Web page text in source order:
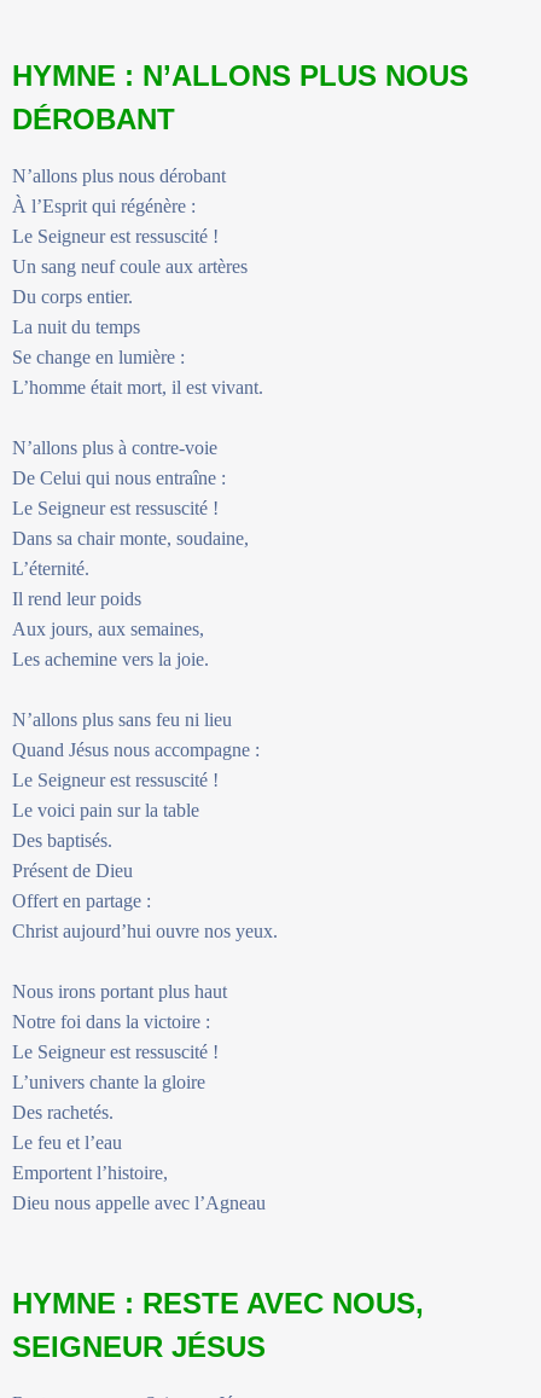
HYMNE : N’ALLONS PLUS NOUS
DÉROBANT
N’allons plus nous dérobant
À l’Esprit qui régénère :
Le Seigneur est ressuscité !
Un sang neuf coule aux artères
Du corps entier.
La nuit du temps
Se change en lumière :
L’homme était mort, il est vivant.
N’allons plus à contre-voie
De Celui qui nous entraîne :
Le Seigneur est ressuscité !
Dans sa chair monte, soudaine,
L’éternité.
Il rend leur poids
Aux jours, aux semaines,
Les achemine vers la joie.
N’allons plus sans feu ni lieu
Quand Jésus nous accompagne :
Le Seigneur est ressuscité !
Le voici pain sur la table
Des baptisés.
Présent de Dieu
Offert en partage :
Christ aujourd’hui ouvre nos yeux.
Nous irons portant plus haut
Notre foi dans la victoire :
Le Seigneur est ressuscité !
L’univers chante la gloire
Des rachetés.
Le feu et l’eau
Emportent l’histoire,
Dieu nous appelle avec l’Agneau
HYMNE : RESTE AVEC NOUS,
SEIGNEUR JÉSUS